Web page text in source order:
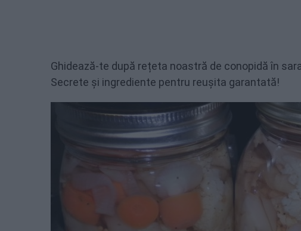
Ghidează-te după rețeta noastră de conopidă în
Secrete și ingrediente pentru reușita garantată!